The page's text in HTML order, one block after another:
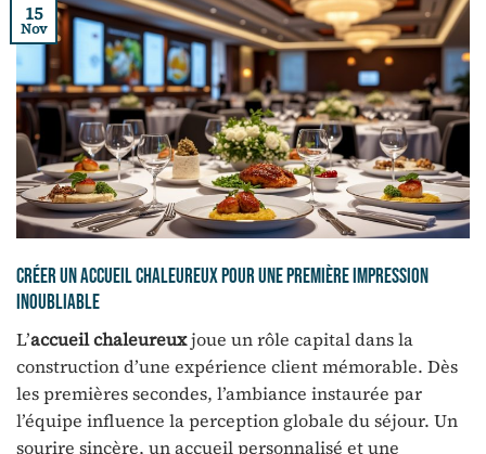
15
Nov
Créer un accueil chaleureux pour une première impression
inoubliable
L’accueil chaleureuxjoue un rôle capital dans la
construction d’une expérience client mémorable. Dès
les premières secondes, l’ambiance instaurée par
l’équipe influence la perception globale du séjour. Un
sourire sincère, un accueil personnalisé et une